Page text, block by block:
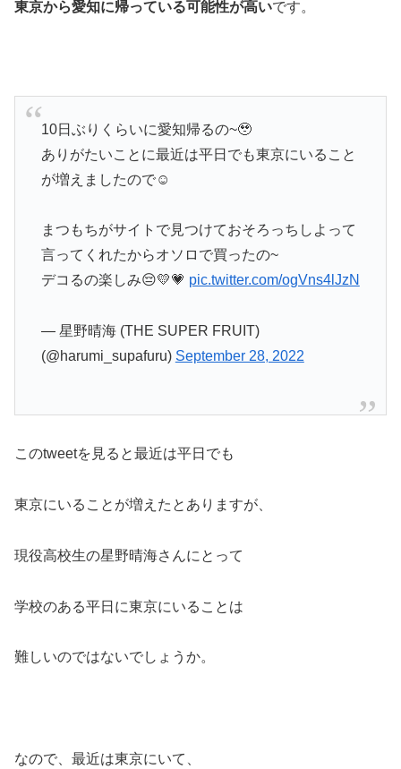
東京から愛知に帰っている可能性が高いです。
10日ぶりくらいに愛知帰るの~🥹
ありがたいことに最近は平日でも東京にいること
が増えましたので☺︎
まつもちがサイトで見つけておそろっちしよって
言ってくれたからオソロで買ったの~
デコるの楽しみ😔💛💗 pic.twitter.com/ogVns4lJzN
— 星野晴海 (THE SUPER FRUIT)
(@harumi_supafuru) September 28, 2022
このtweetを見ると最近は平日でも
東京にいることが増えたとありますが、
現役高校生の星野晴海さんにとって
学校のある平日に東京にいることは
難しいのではないでしょうか。
なので、最近は東京にいて、